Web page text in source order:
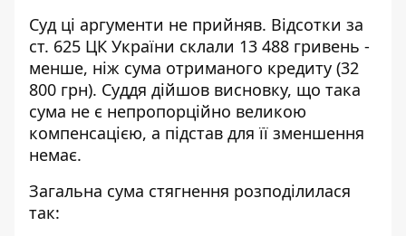
Суд ці аргументи не прийняв. Відсотки за
ст. 625 ЦК України склали 13 488 гривень -
менше, ніж сума отриманого кредиту (32
800 грн). Суддя дійшов висновку, що така
сума не є непропорційно великою
компенсацією, а підстав для її зменшення
немає.
Загальна сума стягнення розподілилася
так: